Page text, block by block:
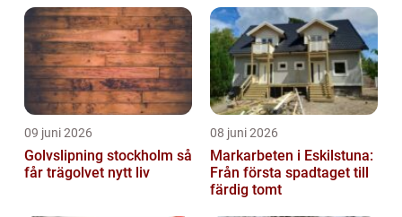
09 juni 2026
Golvslipning stockholm så
får trägolvet nytt liv
08 juni 2026
Markarbeten i Eskilstuna:
Från första spadtaget till
färdig tomt